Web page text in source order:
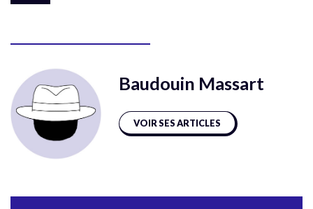
Baudouin Massart
VOIR SES ARTICLES